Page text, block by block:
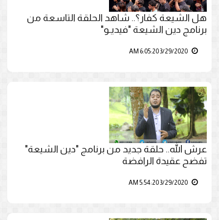
هل الشيعة كفار؟.. شاهد الحلقة التاسعة من
برنامج دين الشيعة "فيديـو"
عرش الله.. حلقة جديد من برنامج "دين الشيعة"
تفضح عقيدة الرافضة